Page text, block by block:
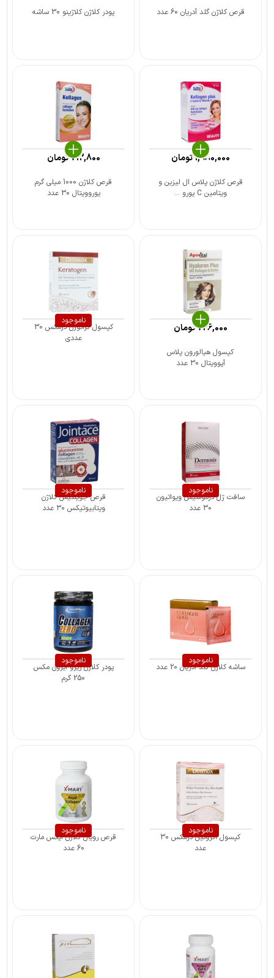
قرص کلاژن گلد آدریان 60 عدد پودر کلاژن کلاژینو 30 ساشه
قرص کلاژن پلاس ال لیزین و
ویتامین C یورو ...
1,980,000تومان
قرص کلاژن 1000 میلی گرم
یوروویتال 30 عدد
712,800تومان
کپسول هیالورون پلاس
آپوویتال 30 عدد
726,000تومان
ناموجود
کپسول کراتوژن درمکس 30
عددی
ناموجود
سافت ژل درموسیس ویواتیون
30 عدد
ناموجود
قرص جوینتیس کلاژن
ویتابیوتیکس ۳۰ عدد
ناموجود
ساشه کلاژن گلد آدریان 20 عدد
ناموجود
پودر کلاژن زیرو آیرون مکس
250 گرم
ناموجود
کپسول اگزوتین درمکس 30
عدد
ناموجود
قرص رویال کلاژن ایکس مارت
60 عدد